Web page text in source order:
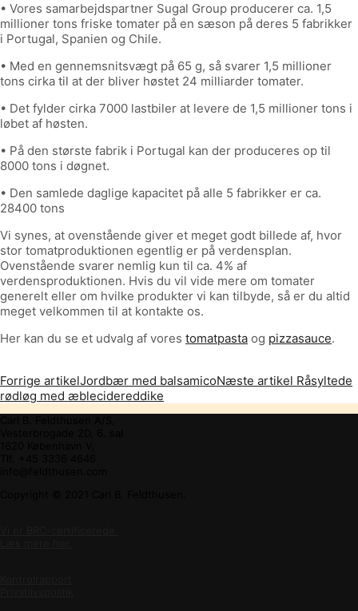
• Vores samarbejdspartner Sugal Group producerer ca. 1,5
millioner tons friske tomater på en sæson på deres 5 fabrikker
i Portugal, Spanien og Chile.
• Med en gennemsnitsvægt på 65 g, så svarer 1,5 millioner
tons cirka til at der bliver høstet 24 milliarder tomater.
• Det fylder cirka 7000 lastbiler at levere de 1,5 millioner tons i
løbet af høsten.
• På den største fabrik i Portugal kan der produceres op til
8000 tons i døgnet.
• Den samlede daglige kapacitet på alle 5 fabrikker er ca.
28400 tons
Vi synes, at ovenstående giver et meget godt billede af, hvor
stor tomatproduktionen egentlig er på verdensplan.
Ovenstående svarer nemlig kun til ca. 4% af
verdensproduktionen. Hvis du vil vide mere om tomater
generelt eller om hvilke produkter vi kan tilbyde, så er du altid
meget velkommen til at kontakte os.
Her kan du se et udvalg af vores tomatpasta og pizzasauce.
Forrige artikelJordbær med balsamicoNæste artikel Råsyltede
rødløg med æblecidereddike